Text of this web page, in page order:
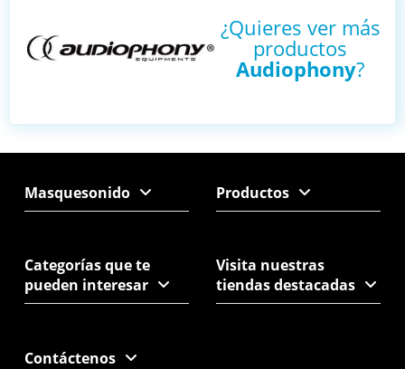
¿Quieres ver más
productos
Audiophony?
Masquesonido Productos
Categorías que te
pueden interesar
Visita nuestras
tiendas destacadas
Contáctenos